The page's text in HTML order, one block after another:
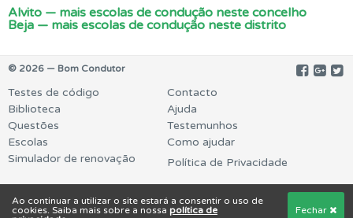
Ao continuar a utilizar o site estará a consentir o uso de
cookies. Saiba mais sobre a nossa política de
Fechar
Alvito — mais escolas de condução neste concelho
Beja — mais escolas de condução neste distrito
© 2026 — Bom Condutor
Testes de código
Biblioteca
Questões
Escolas
Simulador de renovação
Contacto
Ajuda
Testemunhos
Como ajudar
Política de Privacidade